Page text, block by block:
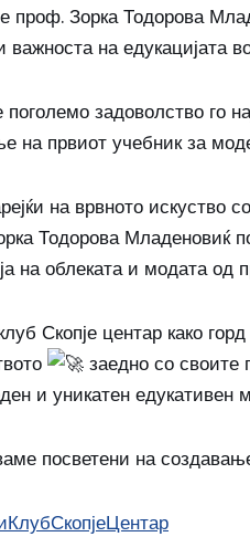
проф. Зорка Тодорова
на едукацијата
задоволство го
на првиот учебник за
на врвното искуство
Тодорова Младеновиќ
на облеката и модата од
Скопје центар како
заедно со
и уникатен едукативен
посветени на